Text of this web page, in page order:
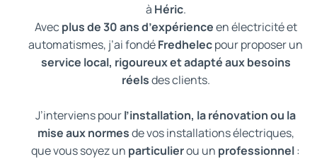
à Héric.
Avec plus de 30 ans d’expérienceen électricité et
automatismes, j’ai fondéFredhelecpour proposer un
service local, rigoureux et adapté aux besoins
réelsdes clients.
J’interviens pourl’installation, la rénovation ou la
mise aux normesde vos installations électriques,
que vous soyez un particulierou un professionnel: